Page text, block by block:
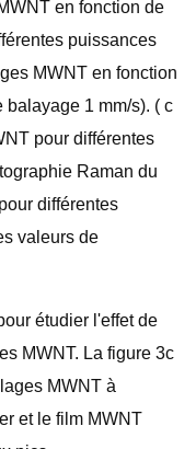
en fonction de
puissances
MWNT en fonction
1 mm/s). ( c
pour différentes
Raman du
différentes
valeurs de
étudier l'effet de
MWNT. La figure 3c
MWNT à
et le film MWNT